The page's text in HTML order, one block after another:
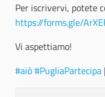
Per iscrivervi, potete
https://forms.gle/
Vi aspettiamo!
#aiò#PugliaPartecipa